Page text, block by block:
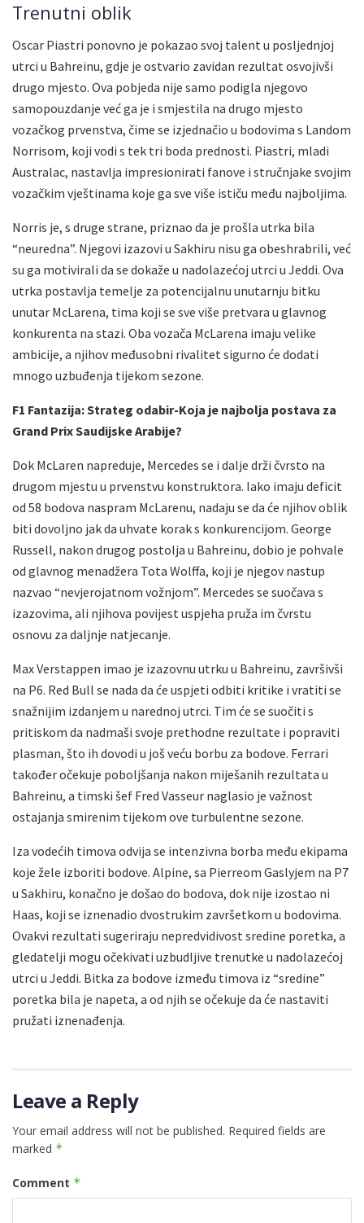
Trenutni oblik
Oscar Piastri ponovno je pokazao svoj talent u posljednjoj
utrci u Bahreinu, gdje je ostvario zavidan rezultat osvojivši
drugo mjesto. Ova pobjeda nije samo podigla njegovo
samopouzdanje već ga je i smjestila na drugo mjesto
vozačkog prvenstva, čime se izjednačio u bodovima s Landom
Norrisom, koji vodi s tek tri boda prednosti. Piastri, mladi
Australac, nastavlja impresionirati fanove i stručnjake svojim
vozačkim vještinama koje ga sve više ističu među najboljima.
Norris je, s druge strane, priznao da je prošla utrka bila
“neuredna”. Njegovi izazovi u Sakhiru nisu ga obeshrabrili, već
su ga motivirali da se dokaže u nadolazećoj utrci u Jeddi. Ova
utrka postavlja temelje za potencijalnu unutarnju bitku
unutar McLarena, tima koji se sve više pretvara u glavnog
konkurenta na stazi. Oba vozača McLarena imaju velike
ambicije, a njihov međusobni rivalitet sigurno će dodati
mnogo uzbuđenja tijekom sezone.
F1 Fantazija: Strateg odabir-Koja je najbolja postava za
Grand Prix Saudijske Arabije?
Dok McLaren napreduje, Mercedes se i dalje drži čvrsto na
drugom mjestu u prvenstvu konstruktora. Iako imaju deficit
od 58 bodova naspram McLarenu, nadaju se da će njihov oblik
biti dovoljno jak da uhvate korak s konkurencijom. George
Russell, nakon drugog postolja u Bahreinu, dobio je pohvale
od glavnog menadžera Tota Wolffa, koji je njegov nastup
nazvao “nevjerojatnom vožnjom”. Mercedes se suočava s
izazovima, ali njihova povijest uspjeha pruža im čvrstu
osnovu za daljnje natjecanje.
Max Verstappen imao je izazovnu utrku u Bahreinu, završivši
na P6. Red Bull se nada da će uspjeti odbiti kritike i vratiti se
snažnijim izdanjem u narednoj utrci. Tim će se suočiti s
pritiskom da nadmaši svoje prethodne rezultate i popraviti
plasman, što ih dovodi u još veću borbu za bodove. Ferrari
također očekuje poboljšanja nakon miješanih rezultata u
Bahreinu, a timski šef Fred Vasseur naglasio je važnost
ostajanja smirenim tijekom ove turbulentne sezone.
Iza vodećih timova odvija se intenzivna borba među ekipama
koje žele izboriti bodove. Alpine, sa Pierreom Gaslyjem na P7
u Sakhiru, konačno je došao do bodova, dok nije izostao ni
Haas, koji se iznenadio dvostrukim završetkom u bodovima.
Ovakvi rezultati sugeriraju nepredvidivost sredine poretka, a
gledatelji mogu očekivati uzbudljive trenutke u nadolazećoj
utrci u Jeddi. Bitka za bodove između timova iz “sredine”
poretka bila je napeta, a od njih se očekuje da će nastaviti
pružati iznenađenja.
Leave a Reply
Your email address will not be published. Required fields are
marked *
Comment *